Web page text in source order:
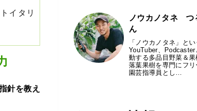
イタリ
針を教え
ノウカノタネ つ
ん
「ノウカノタネ」と
YouTuber、Podcaster
動する多品目野菜＆果
落葉果樹を専門にフリ
園芸指導員とし…